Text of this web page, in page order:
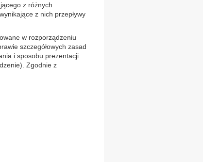
z różnych
z nich przepływy
w rozporządzeniu
szczegółowych zasad
i sposobu prezentacji
Zgodnie z